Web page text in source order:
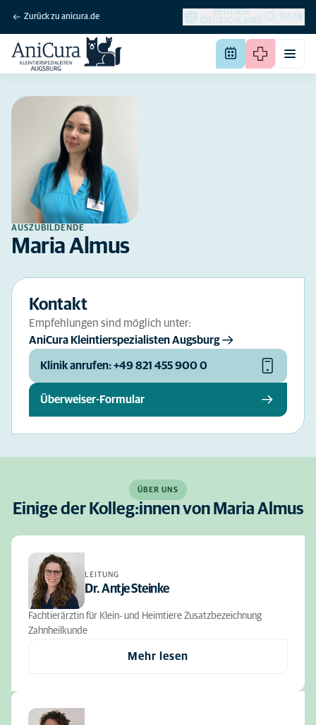
Zurück zu anicura.de
DEUTSCH
(DEUTSCHLAND)
SUCHE
AUSZUBILDENDE
Maria Almus
Kontakt
Empfehlungen sind möglich unter:
AniCura Kleintierspezialisten Augsburg
Klinik anrufen: +49 821 455 900 0
Überweiser-Formular
ÜBER UNS
Einige der Kolleg:innen von Maria Almus
LEITUNG
Dr. Antje Steinke
Fachtierärztin für Klein- und Heimtiere Zusatzbezeichnung
Zahnheilkunde
Mehr lesen